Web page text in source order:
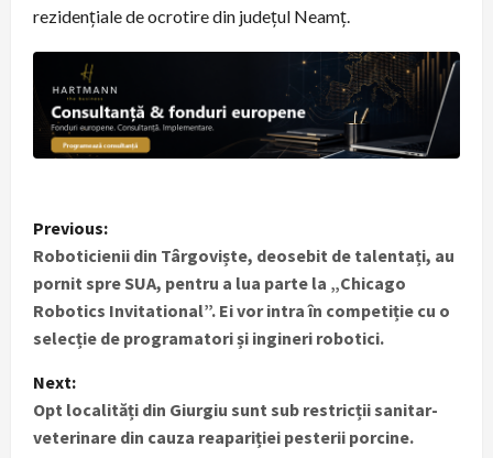
rezidențiale de ocrotire din județul Neamț.
P
o
s
t
n
Previous:
Roboticienii din Târgoviște, deosebit de talentați, au
pornit spre SUA, pentru a lua parte la „Chicago
Robotics Invitational”. Ei vor intra în competiție cu o
selecție de programatori și ingineri robotici.
Next:
Opt localități din Giurgiu sunt sub restricții sanitar-
veterinare din cauza reapariției pesterii porcine.